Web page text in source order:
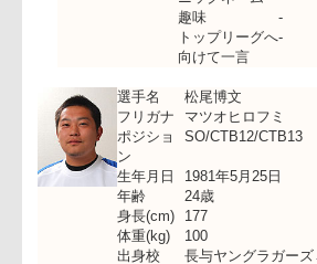
選手名
フリガナ
ポジション
年齢
身長(cm)
体重(kg)
出身校
ニックネーム
趣味
トップリーグへ
向けて一言